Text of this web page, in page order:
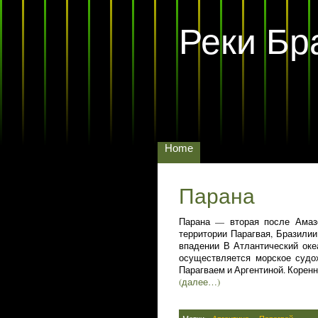
Реки
Home
Парана
Парана — вторая после
территории Парагвая,
впадении В Атлантический
осуществляется морское
Парагваем и Аргентиной.
(далее…)